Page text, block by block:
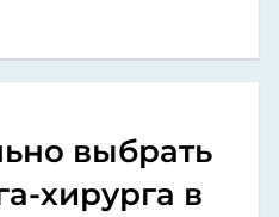
выбрать
хирурга в